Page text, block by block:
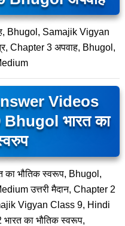
Bhugol, Samajik Vigyan
Chapter 3 अपवाह, Bhugol,
Videos
भारत का
का भौतिक स्वरूप, Bhugol,
उत्तरी मैदान, Chapter 2
Vigyan Class 9, Hindi
का भौतिक स्वरूप,